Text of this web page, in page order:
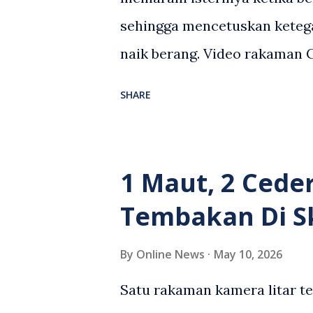
sehingga mencetuskan
naik berang. Video rakaman
wanita terbabit sebelum
pihak. Video berkenaan kini
pelbagai reaksi orang ramai.
SHARE
1 Maut, 2
Tembakan Di
By Online News May 10, 2026
Satu rakaman kamera litar